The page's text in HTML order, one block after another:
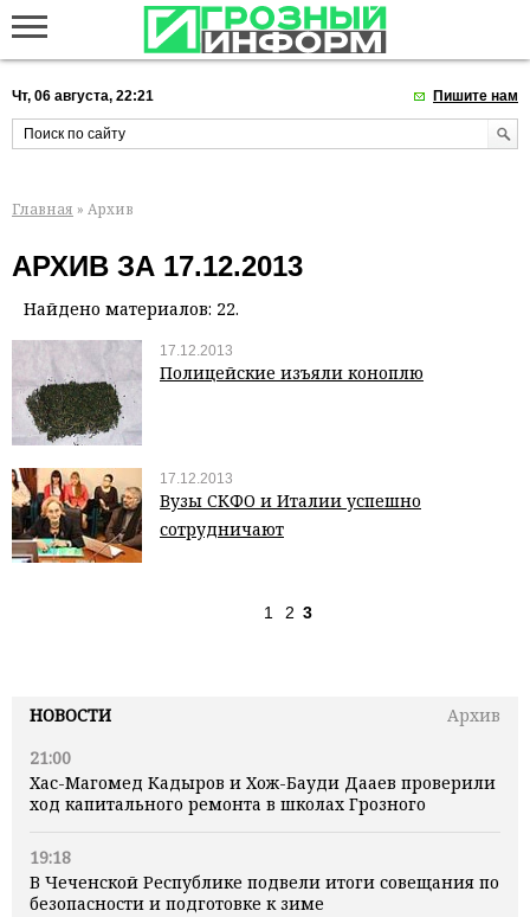
Чт, 06 августа, 22:21 Пишите нам
НОВОСТИ
Архив
21:00
Хас-Магомед Кадыров и Хож-Бауди Дааев проверили
ход капитального ремонта в школах Грозного
19:18
В Чеченской Республике подвели итоги совещания по
безопасности и подготовке к зиме
Главная » Архив
АРХИВ ЗА 17.12.2013
Найдено материалов: 22.
17.12.2013
Полицейские изъяли коноплю
17.12.2013
Вузы СКФО и Италии успешно
сотрудничают
1 2 3